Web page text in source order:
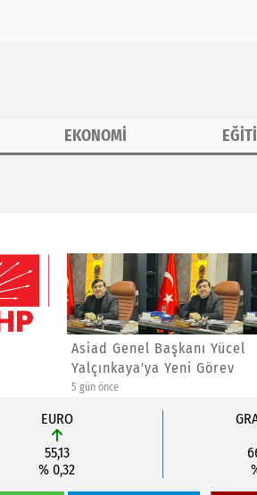
EKONOMİ
Asiad Genel Başkanı Yücel
Yalçınkaya'ya Yeni Görev
5 gün önce
EURO
55,13
% 0,32